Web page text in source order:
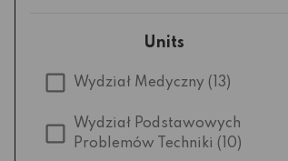
Units
Wydział Medyczny (13)
Wydział Podstawowych
Problemów Techniki (10)